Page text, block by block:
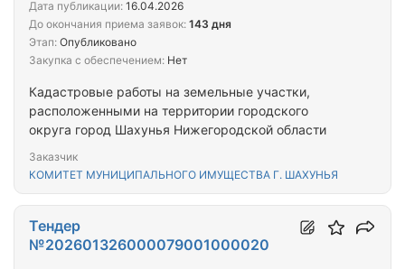
Кадастровые работы на земельные участки,
расположенными на территории городского
округа город Шахунья Нижегородской области
Заказчик
КОМИТЕТ МУНИЦИПАЛЬНОГО ИМУЩЕСТВА Г. ШАХУНЬЯ
Дата публикации: 16.04.2026
До окончания приема заявок: 143 дня
Этап: Опубликовано
Закупка с обеспечением: Нет
Тендер
№202601326000079001000020